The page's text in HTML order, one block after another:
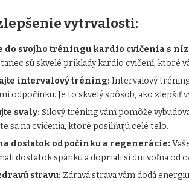
vytrvalosti:
do svojho tréningu kardio cvičenia s
sú skvelé príklady kardio cvičení, ktoré
intervalový tréning: Intervalový
odpočinku. Je to skvelý spôsob, ako zlepšiť
svaly: Silový tréning vám pomôže
sa na cvičenia, ktoré posilňujú celé telo.
dostatok odpočinku a regenerácie:
dostatok spánku a dopriali si dni voľna od
stravu: Zdravá strava vám dodá